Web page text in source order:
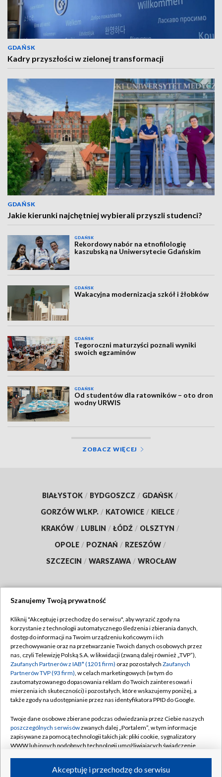
GDAŃSK
Kadry przyszłości w zielonej transformacji
GDAŃSK
Jakie kierunki najchętniej wybierali przyszli studenci?
GDAŃSK
Rekordowy nabór na etnofilologię
kaszubską na Uniwersytecie Gdańskim
GDAŃSK
Wakacyjna modernizacja szkół i żłobków
GDAŃSK
Tegoroczni maturzyści poznali wyniki
swoich egzaminów
GDAŃSK
Od studentów dla ratowników – oto dron
wodny URWIS
ZOBACZ WIĘCEJ
BIAŁYSTOK / BYDGOSZCZ / GDAŃSK /
GORZÓW WLKP. / KATOWICE / KIELCE /
KRAKÓW / LUBLIN / ŁÓDŹ / OLSZTYN /
OPOLE / POZNAŃ / RZESZÓW /
SZCZECIN / WARSZAWA / WROCŁAW
TVP
Abonament TVP
Emisja w TVP
Centrum informacji TVP
Naziemna Telewizja Cyfrowa
Rada Programowa
System NOS
Informacje o nadawcy
Program dla prasy
Regulamin TVP
Polityka prywatności
Moje zgody
Pomoc
Kontakt
Kanały
Szanujemy Twoją prywatność
Kliknij "Akceptuję i przechodzę do serwisu", aby wyrazić zgody na
korzystanie z technologii automatycznego śledzenia i zbierania danych,
dostęp do informacji na Twoim urządzeniu końcowym i ich
przechowywanie oraz na przetwarzanie Twoich danych osobowych przez
nas, czyli Telewizję Polską S.A. w likwidacji (zwaną dalej również „TVP”),
Zaufanych Partnerów z IAB* (1201 firm) oraz pozostałych Zaufanych
Partnerów TVP (93 firm), w celach marketingowych (w tym do
zautomatyzowanego dopasowania reklam do Twoich zainteresowań i
mierzenia ich skuteczności) i pozostałych, które wskazujemy poniżej, a
także zgody na udostępnianie przez nas identyfikatora PPID do Google.
Twoje dane osobowe zbierane podczas odwiedzania przez Ciebie naszych
poszczególnych serwisówzwanych dalej „Portalem”, w tym informacje
zapisywane za pomocą technologii takich jak: pliki cookie, sygnalizatory
WWW lub innych podobnych technologii umożliwiających świadczenie
ruchu w Internecie.Akceptuję i przechodzę do serwisu